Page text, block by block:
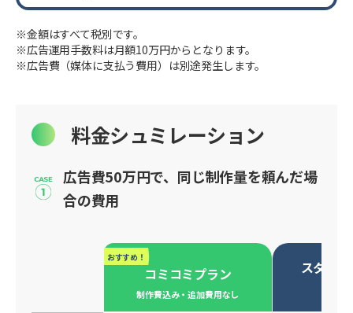
※金額はすべて税別です。
※広告運用手数料は月額10万円からとなります。
※広告費（媒体に支払う費用）は別途発生します。
料金シュミレーション
広告費50万円で、同じ制作量を頼んだ場
合の費用
おすすめ！
コミコミプラン
制作費込み・追加費用なし
スタン